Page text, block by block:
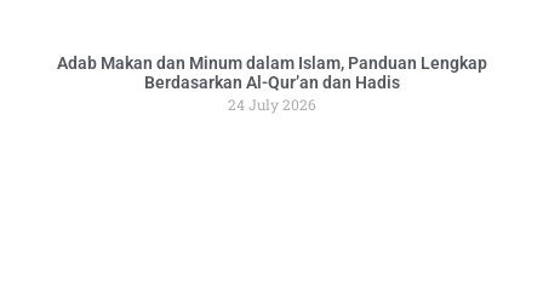
Adab Makan dan Minum dalam Islam, Panduan Lengkap
Berdasarkan Al-Qur’an dan Hadis
24 July 2026